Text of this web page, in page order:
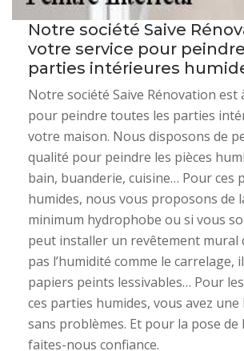
Notre société Saive
votre service pour
parties intérieures
Notre société Saive Rénovation est
pour peindre toutes les parties
votre maison. Nous disposons de
qualité pour peindre les pièces
bain, buanderie, cuisine… Pour ces
humides, nous vous proposons de
minimum hydrophobe ou si vous
peut installer un revêtement mural
pas l’humidité comme le carrelage,
papiers peints lessivables… Pour
ces parties humides, vous avez
sans problèmes. Et pour la pose
faites-nous confiance.